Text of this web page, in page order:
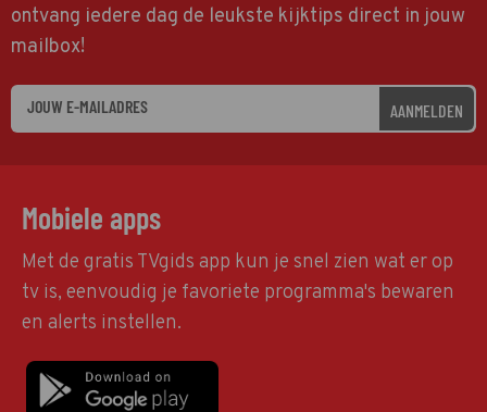
ontvang iedere dag de leukste kijktips direct in jouw
mailbox!
AANMELDEN
Mobiele apps
Met de gratis TVgids app kun je snel zien wat er op
tv is, eenvoudig je favoriete programma's bewaren
en alerts instellen.